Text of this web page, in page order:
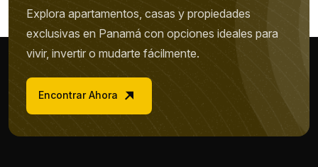
Explora apartamentos, casas y propiedades
exclusivas en Panamá con opciones ideales para
vivir, invertir o mudarte fácilmente.
Encontrar Ahora